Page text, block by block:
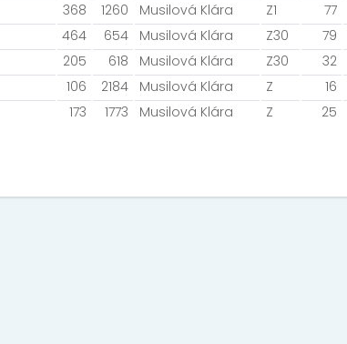
368 1260 Musilová Klára Z1 77
464 654 Musilová Klára Z30 79
205 618 Musilová Klára Z30 32
106 2184 Musilová Klára Z 16
173 1773 Musilová Klára Z 25